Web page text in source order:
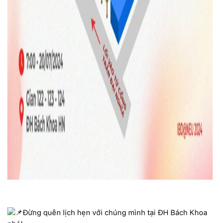
Đừng quên lịch hẹn với chúng mình tại ĐH Bách Khoa